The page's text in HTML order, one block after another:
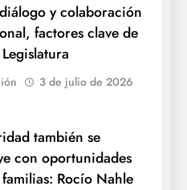
y colaboración
factores clave de
3 de julio de 2026
también se
con oportunidades
Rocío Nahle